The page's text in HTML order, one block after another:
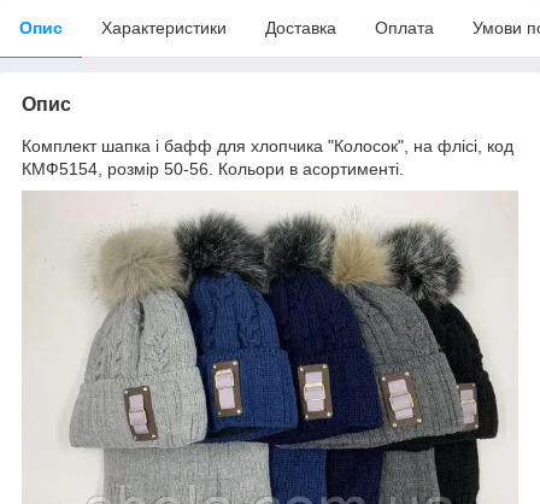
Опис Характеристики Доставка Оплата Умови
Опис
Комплект шапка і бафф для хлопчика "Колосок", на флісі, код
КМФ5154, розмір 50-56. Кольори в асортименті.